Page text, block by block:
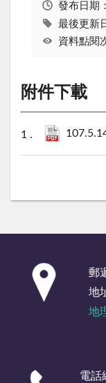
發布日期
最後更新
資料點閱
附件下載
107.5.14
郵
地
地
電話